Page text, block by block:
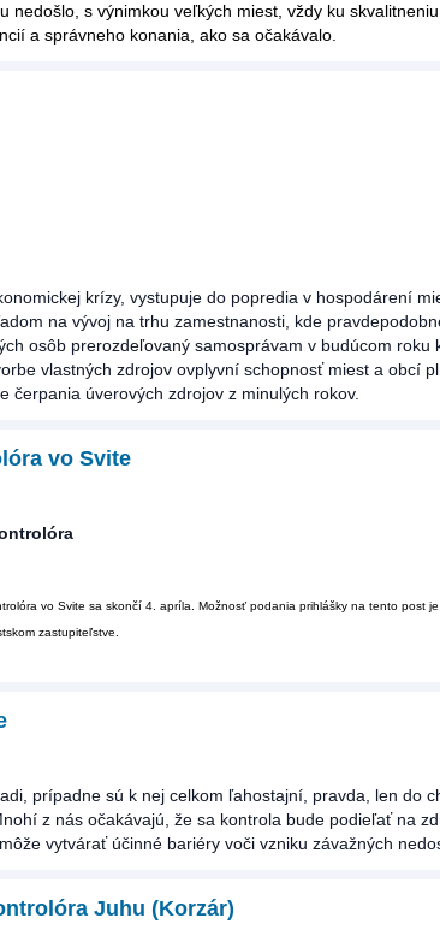
nedošlo, s výnimkou veľkých miest, vždy ku
a správneho konania, ako sa očakávalo.
krízy, vystupuje do popredia v hospodárení
na vývoj na trhu zamestnanosti, kde
osôb prerozdeľovaný samosprávam v budúcom roku
vlastných zdrojov ovplyvní schopnosť miest a obcí
čerpania úverových zdrojov z minulých rokov.
vo Svite
vo Svite sa skončí 4. apríla. Možnosť podania prihlášky na tento post
zastupiteľstve.
prípadne sú k nej celkom ľahostajní, pravda, len do
z nás očakávajú, že sa kontrola bude podieľať na
vytvárať účinné bariéry voči vzniku závažných
Juhu (Korzár)